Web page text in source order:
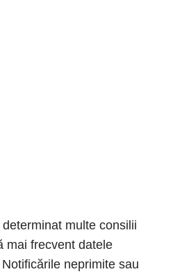
multe consilii
mai frecvent datele
neprimite sau